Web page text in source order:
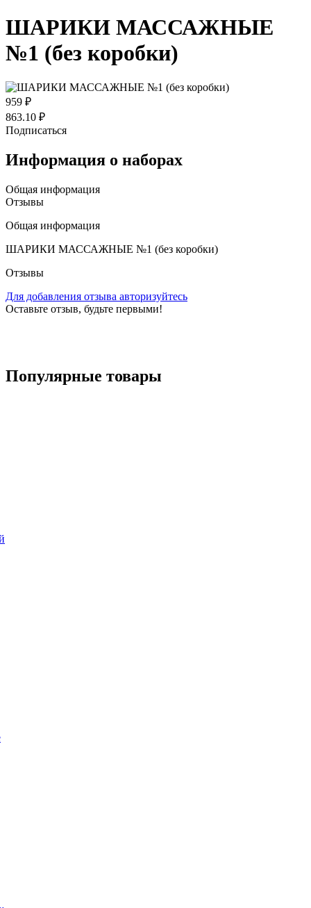
ШАРИКИ МАССАЖНЫЕ
№1 (без коробки)
959 ₽
863.10 ₽
Подписаться
Информация о наборах
Общая информация
Отзывы
Общая информация
ШАРИКИ МАССАЖНЫЕ №1 (без коробки)
Отзывы
Для добавления отзыва авторизуйтесь
Оставьте отзыв, будьте первыми!
Популярные товары